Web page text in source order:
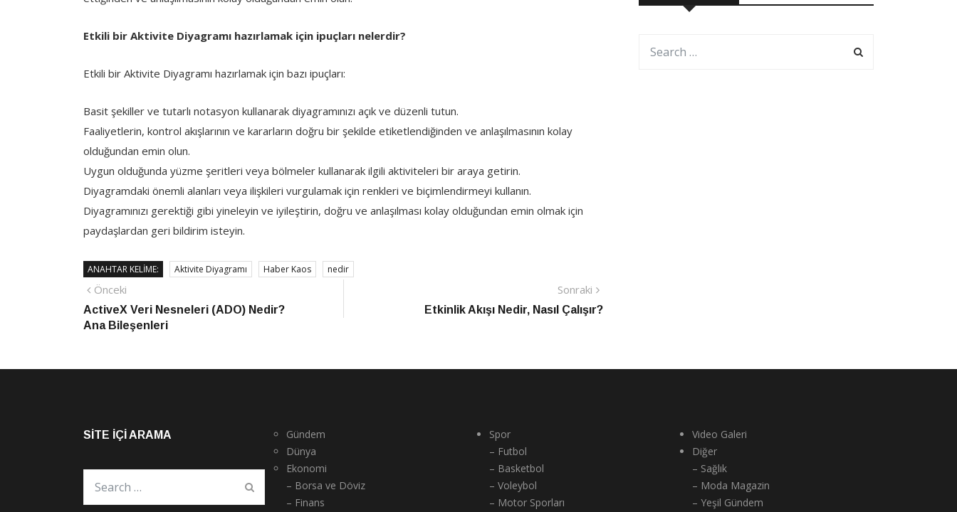
Etkili bir Aktivite Diyagramı hazırlamak için ipuçları nelerdir?
Etkili bir Aktivite Diyagramı hazırlamak için bazı ipuçları:
Basit şekiller ve tutarlı notasyon kullanarak diyagramınızı açık ve düzenli tutun.
Faaliyetlerin, kontrol akışlarının ve kararların doğru bir şekilde etiketlendiğinden ve anlaşılmasının kolay
olduğundan emin olun.
Uygun olduğunda yüzme şeritleri veya bölmeler kullanarak ilgili aktiviteleri bir araya getirin.
Diyagramdaki önemli alanları veya ilişkileri vurgulamak için renkleri ve biçimlendirmeyi kullanın.
Diyagramınızı gerektiği gibi yineleyin ve iyileştirin, doğru ve anlaşılması kolay olduğundan emin olmak için
paydaşlardan geri bildirim isteyin.
ANAHTAR KELIME: Aktivite Diyagramı Haber Kaos nedir
Yazı
gezinmesi
Önceki
haber
ActiveX Veri Nesneleri (ADO) Nedir?
Ana Bileşenleri
Sonraki
Haber
Etkinlik Akışı Nedir, Nasıl Çalışır?
SITE İÇI ARAMA
Gündem
Dünya
Ekonomi
– Borsa ve Döviz
– Finans
Spor
– Futbol
– Basketbol
– Voleybol
– Motor Sporları
Video Galeri
Diğer
– Sağlık
– Moda Magazin
– Yeşil Gündem